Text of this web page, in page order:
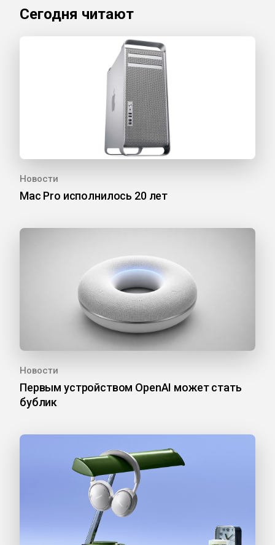
Сегодня читают
Новости
Mac Pro исполнилось 20 лет
Новости
Первым устройством OpenAI может стать
бублик